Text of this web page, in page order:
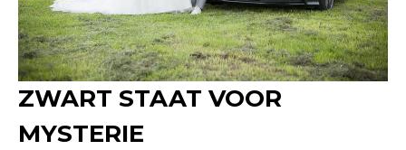
ZWART STAAT VOOR
MYSTERIE